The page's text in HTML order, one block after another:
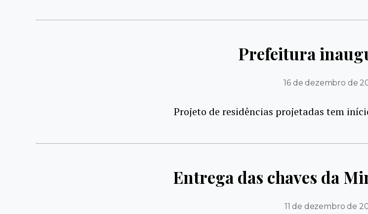
Prefeitura
16 de dezembro de
Projeto de residências projetadas tem
Entrega das chaves da
11 de dezembro de